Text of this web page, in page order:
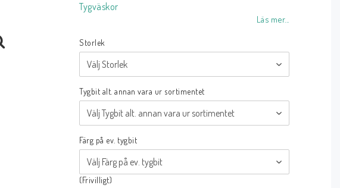
Tygväskor
Läs mer...
Storlek
Tygbit alt. annan vara ur sortimentet
Färg på ev. tygbit
(Frivilligt)